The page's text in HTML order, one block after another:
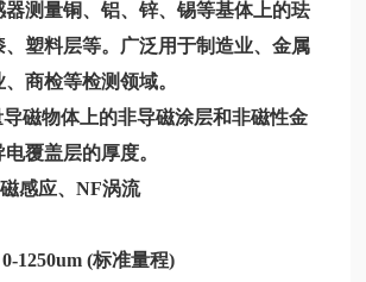
器测量铜、铝、锌、锡等基体上的珐
、塑料层等。广泛用于制造业、金属
商检等检测领域。
磁物体上的非导磁涂层和非磁性金
覆盖层的厚度。
感应、NF涡流
1250um (标准量程)